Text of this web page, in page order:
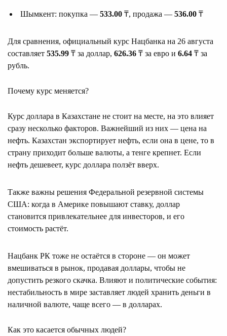
Шымкент: покупка — 533.00 ₸, продажа — 536.00 ₸
Для сравнения, официальный курс Нацбанка на 26 августа
составляет 535.99 ₸ за доллар, 626.36 ₸ за евро и 6.64 ₸ за
рубль.
Почему курс меняется?
Курс доллара в Казахстане не стоит на месте, на это влияет
сразу несколько факторов. Важнейший из них — цена на
нефть. Казахстан экспортирует нефть, если она в цене, то в
страну приходит больше валюты, а тенге крепнет. Если
нефть дешевеет, курс доллара ползёт вверх.
Также важны решения Федеральной резервной системы
США: когда в Америке повышают ставку, доллар
становится привлекательнее для инвесторов, и его
стоимость растёт.
Нацбанк РК тоже не остаётся в стороне — он может
вмешиваться в рынок, продавая доллары, чтобы не
допустить резкого скачка. Влияют и политические события:
нестабильность в мире заставляет людей хранить деньги в
наличной валюте, чаще всего — в долларах.
Как это касается обычных людей?